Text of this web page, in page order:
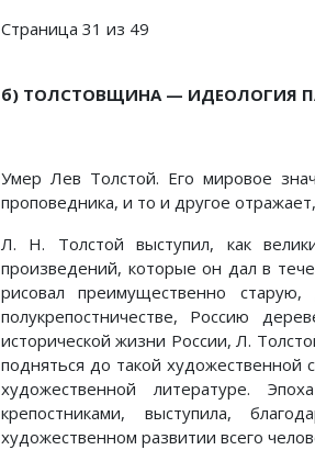
Страница 31 из 49
б) ТОЛСТОВЩИНА — ИДЕОЛОГИЯ
Умер Лев Толстой. Его мировое
проповедника, и то и другое
Л. Н. Толстой выступил, как
произведений, которые он дал в
рисовал преимущественно
полукрепостничестве, Россию
исторической жизни России, Л.
подняться до такой художественной
художественной литературе.
крепостниками, выступила,
художественном развитии всего